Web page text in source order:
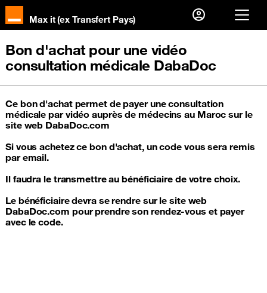
Max it (ex Transfert Pays)
Je suis déjà client alors
Je me connecte
Première visite ?
Créer votre compte
Bon d'achat pour une vidéo
consultation médicale DabaDoc
Ce bon d'achat permet de payer une consultation
médicale par vidéo auprès de médecins au Maroc sur le
site web DabaDoc.com
Si vous achetez ce bon d'achat, un code vous sera remis
par email.
Il faudra le transmettre au bénéficiaire de votre choix.
Le bénéficiaire devra se rendre sur le site web
DabaDoc.com pour prendre son rendez-vous et payer
avec le code.